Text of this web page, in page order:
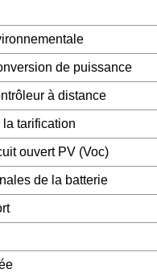
de puissance
à distance
la tarification
ouvert PV (Voc)
de la batterie